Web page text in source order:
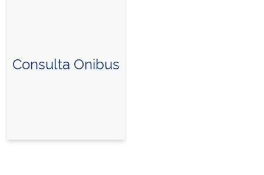
Consulta Onibus